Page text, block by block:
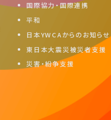
国際協力・国際連携
平和
日本YWCAからのお知らせ
東日本大震災被災者支援
災害・紛争支援